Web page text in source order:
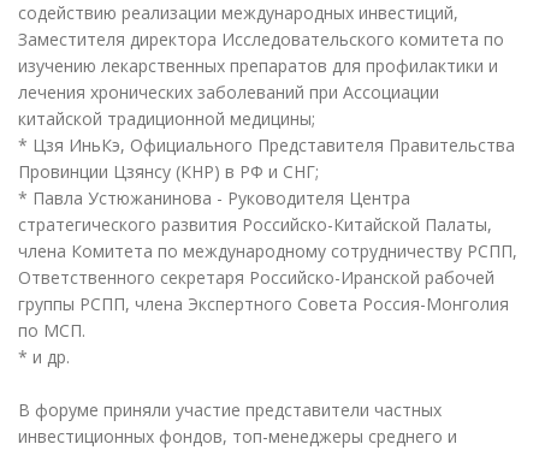
содействию реализации международных инвестиций,
Заместителя директора Исследовательского комитета по
изучению лекарственных препаратов для профилактики и
лечения хронических заболеваний при Ассоциации
китайской традиционной медицины;
* Цзя ИньКэ, Официального Представителя Правительства
Провинции Цзянсу (КНР) в РФ и СНГ;
* Павла Устюжанинова - Руководителя Центра
стратегического развития Российско-Китайской Палаты,
члена Комитета по международному сотрудничеству РСПП,
Ответственного секретаря Российско-Иранской рабочей
группы РСПП, члена Экспертного Совета Россия-Монголия
по МСП.
* и др.
В форуме приняли участие представители частных
инвестиционных фондов, топ-менеджеры среднего и